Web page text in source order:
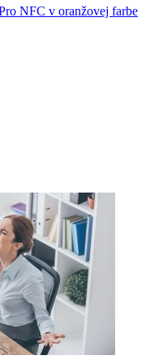
NFC v oranžovej farbe